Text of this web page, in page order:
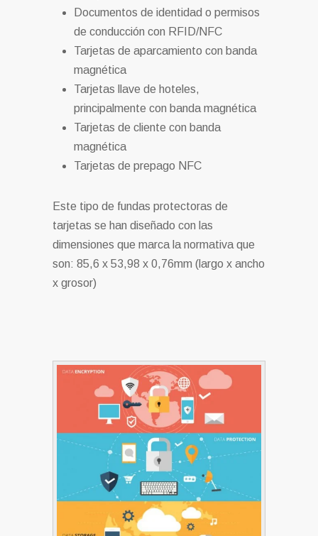
Documentos de identidad o permisos
de conducción con RFID/NFC
Tarjetas de aparcamiento con banda
magnética
Tarjetas llave de hoteles,
principalmente con banda magnética
Tarjetas de cliente con banda
magnética
Tarjetas de prepago NFC
Este tipo de fundas protectoras de
tarjetas se han diseñado con las
dimensiones que marca la normativa que
son: 85,6 x 53,98 x 0,76mm (largo x ancho
x grosor)